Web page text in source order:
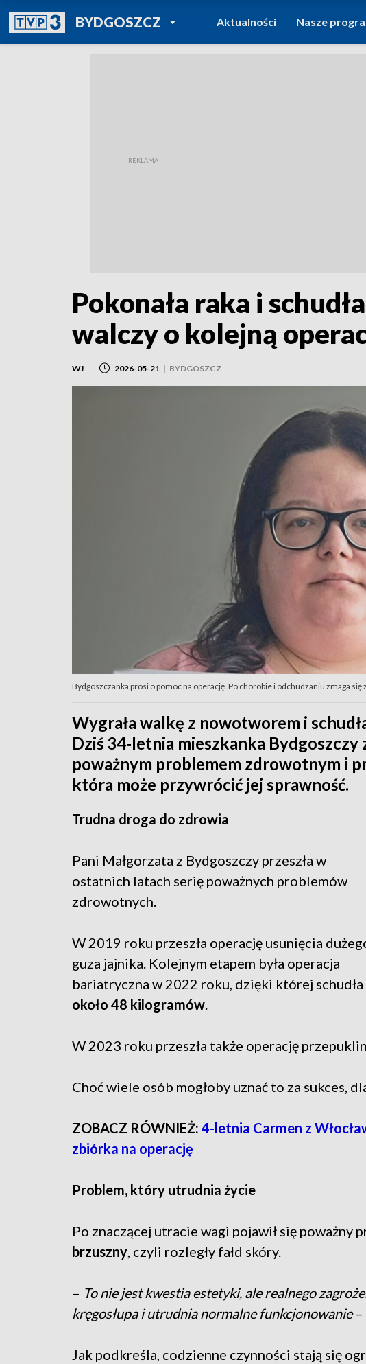
BYDGOSZCZPOWRÓT DO
TVP REGIONY
Aktualności Nasze
Pokonała raka i
walczy o kolejną
WJ 2026-05-21 | BYDGOSZCZ
Bydgoszczanka prosi o pomoc na operację. Po chorobie i odchudzaniu zmaga
Wygrała walkę z nowotworem i
Dziś 34‑letnia mieszkanka Bydgoszczy
poważnym problemem zdrowotnym i
która może przywrócić jej sprawność.
Trudna droga do zdrowia
Pani Małgorzata z Bydgoszczy przeszła w
ostatnich latach serię poważnych problemów
zdrowotnych.
W 2019 roku przeszła operację usunięcia
guza jajnika. Kolejnym etapem była operacja
bariatryczna w 2022 roku, dzięki której schudła
około 48 kilogramów.
W 2023 roku przeszła także operację
Choć wiele osób mogłoby uznać to za sukces,
ZOBACZ RÓWNIEŻ: 4-letnia Carmen z
zbiórka na operację
Problem, który utrudnia życie
Po znaczącej utracie wagi pojawił się
brzuszny, czyli rozległy fałd skóry.
– To nie jest kwestia estetyki, ale realnego
kręgosłupa i utrudnia normalne funkcjonowanie–
Jak podkreśla, codzienne czynności stają się